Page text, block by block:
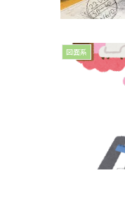
図面系